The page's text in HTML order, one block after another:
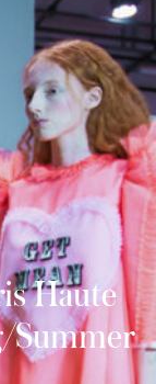
Haute
Summer